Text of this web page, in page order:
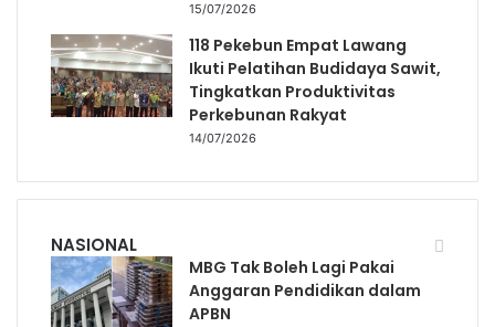
15/07/2026
118 Pekebun Empat Lawang
Ikuti Pelatihan Budidaya Sawit,
Tingkatkan Produktivitas
Perkebunan Rakyat
14/07/2026
NASIONAL
MBG Tak Boleh Lagi Pakai
Anggaran Pendidikan dalam
APBN